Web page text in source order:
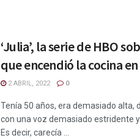
‘Julia’, la serie de HBO
que encendió la cocina
2 ABRIL, 2022 0
Tenía 50 años, era demasiado alta,
con una voz demasiado estridente
Es decir, carecía ...